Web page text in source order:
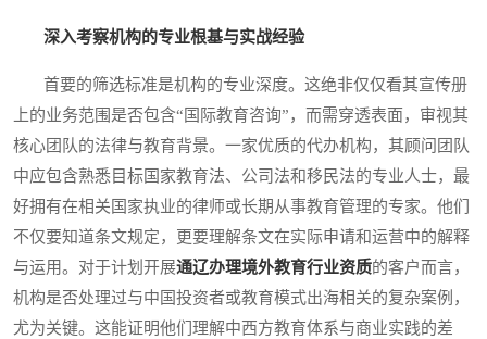
深入考察机构的专业根基与实战经验
首要的筛选标准是机构的专业深度。这绝非仅仅看其宣传册
上的业务范围是否包含“国际教育咨询”，而需穿透表面，审视其
核心团队的法律与教育背景。一家优质的代办机构，其顾问团队
中应包含熟悉目标国家教育法、公司法和移民法的专业人士，最
好拥有在相关国家执业的律师或长期从事教育管理的专家。他们
不仅要知道条文规定，更要理解条文在实际申请和运营中的解释
与运用。对于计划开展通辽办理境外教育行业资质的客户而言，
机构是否处理过与中国投资者或教育模式出海相关的复杂案例，
尤为关键。这能证明他们理解中西方教育体系与商业实践的差